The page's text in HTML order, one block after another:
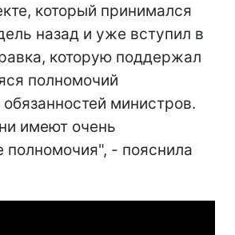
который принимался
назад и уже вступил в
которую поддержал
полномочий
министров.
имеют очень
полномочия", - пояснила